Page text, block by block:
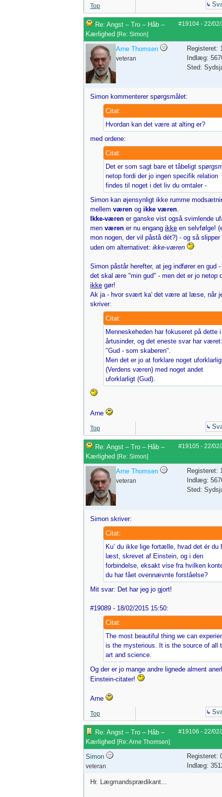
Top
#19104 - 22/
Re: Angst – Tro – Håb –
Kærlighed [Re: Simon]
Arne Thomsen
veteran
Registeret:
Indlæg:
Sted:
Simon kommenterer spørgsmålet:
Citat:
Hvordan kan det være at alting er?
med ordene:
Citat:
Det er som sagt bare et tåbeligt
netop fordi der jo ingen specifik relation
findes til noget i det liv du omtaler -
Simon kan øjensynligt ikke rumme
mellem væren og ikke væren.
Ikke-væren er ganske vist også svimlende
men væren er nu engang ikke en selvfølge!
mon nogen, der vil påstå dét?) - og så
uden om alternativet: ikke-væren
Simon påstår herefter, at jeg indfører en gud
det skal ære "min gud" - men det er jo netop
ikke gør!
Ak ja - hvor svært ka' det være at læse, når
skriver:
Citat:
Menneskeheden har fokuseret på dette i
årtusinder, og det eneste svar har været:
"Gud - som skaberen".
Men det er jo at forklare noget
(Verdens væren) med noget andet
uforklarligt (Gud).
Arne
Top
#19105 - 22/
Re: Angst – Tro – Håb –
Kærlighed [Re: Simon]
Arne Thomsen
veteran
Registeret:
Indlæg:
Sted:
Simon skriver:
Citat:
Ku’ du ikke lige fortælle, hvad det ér du
læst, skrevet af Einstein, og i den
forbindelse, eksakt vise fra hvilken
du har fået ovennævnte forståelse?
Mit svar: Det har jeg jo gjort!
#19089 - 18/02/2015 15:50:
Citat:
The most beautiful thing we can
is the mysterious. It is the source of all
art and science.
Og der er jo mange andre lignede alment
Einstein-citater!
Arne
Top
#19106 - 22/
Re: Angst – Tro – Håb –
Kærlighed [Re: Arne Thomsen]
Simon
veteran
Registeret:
Indlæg:
Hr. Lægmandsprædikant...